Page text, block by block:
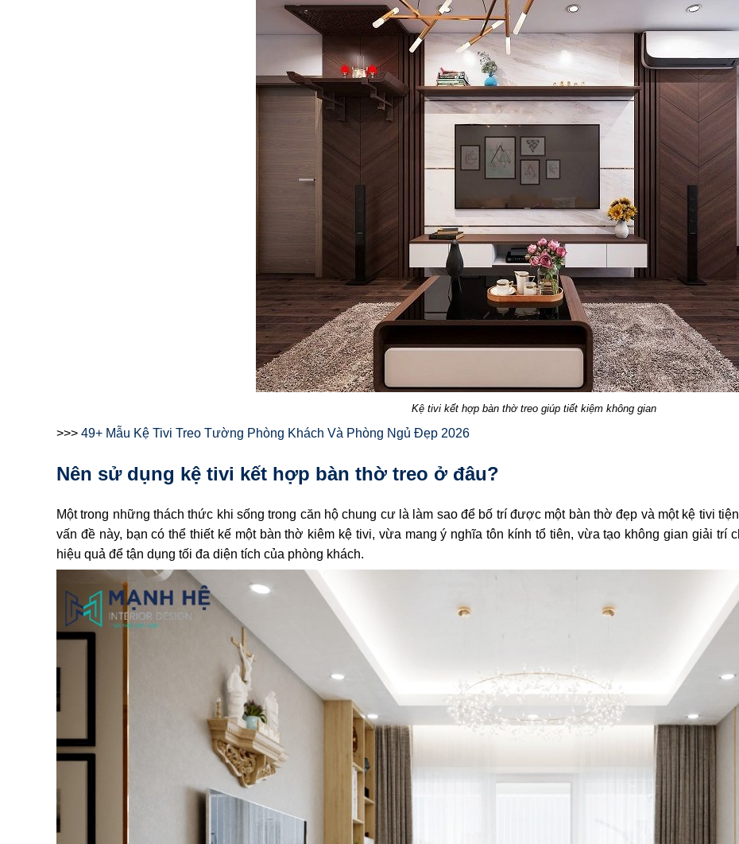
Kệ tivi kết hợp bàn thờ treo giúp tiết kiệm không gian
>>> 49+ Mẫu Kệ Tivi Treo Tường Phòng Khách Và Phòng Ngủ Đẹp 2026
Nên sử dụng kệ tivi kết hợp bàn thờ treo ở đâu?
Một trong những thách thức khi sống trong căn hộ chung cư là làm sao để bố trí được một bàn thờ đẹp và một kệ tivi
vấn đề này, bạn có thể thiết kế một bàn thờ kiêm kệ tivi, vừa mang ý nghĩa tôn kính tổ tiên, vừa tạo không gian giải trí
hiệu quả để tận dụng tối đa diện tích của phòng khách.